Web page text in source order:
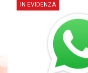
IN EVIDENZA